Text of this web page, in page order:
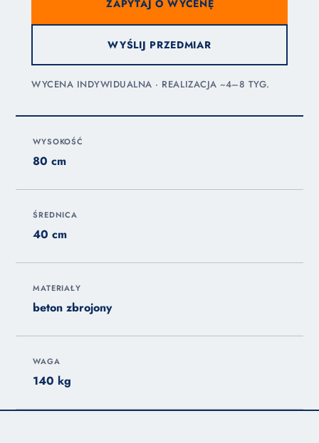
ZAPYTAJ O WYCENĘ
WYŚLIJ PRZEDMIAR
WYCENA INDYWIDUALNA · REALIZACJA ~4–8 TYG.
WYSOKOŚĆ
80 cm
ŚREDNICA
40 cm
MATERIAŁY
beton zbrojony
WAGA
140 kg